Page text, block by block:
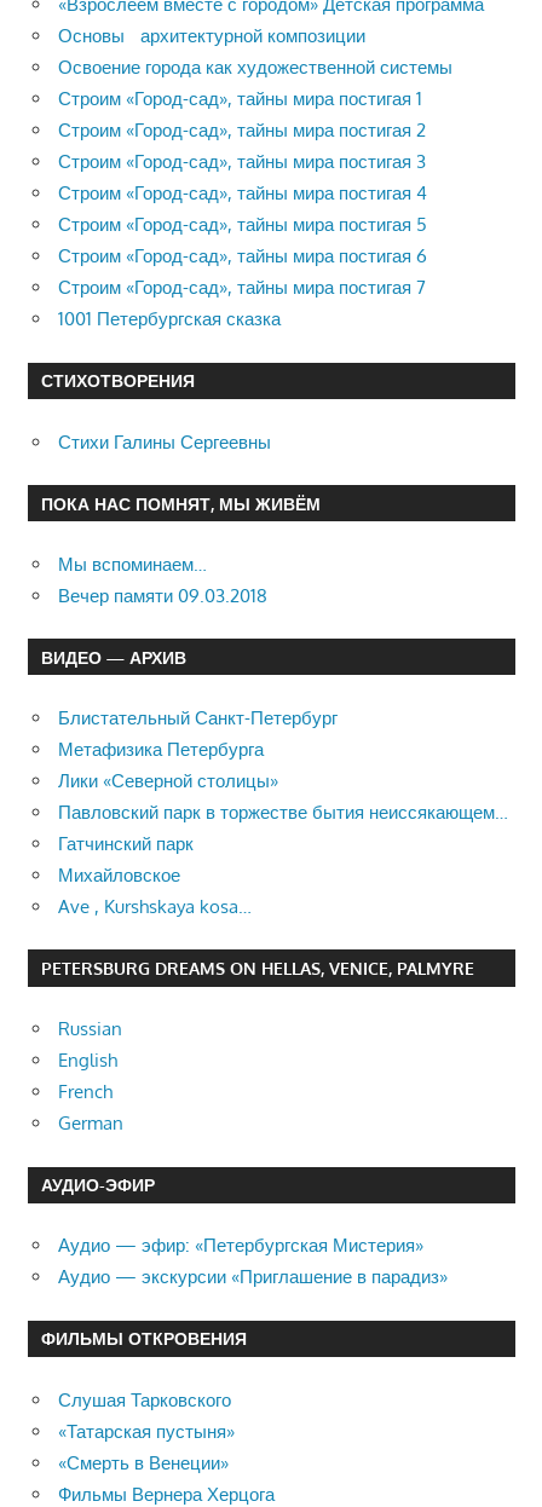
«Взрослеем вместе с городом» Детская программа
Основы архитектурной композиции
Освоение города как художественной системы
Строим «Город-сад», тайны мира постигая 1
Строим «Город-сад», тайны мира постигая 2
Строим «Город-сад», тайны мира постигая 3
Строим «Город-сад», тайны мира постигая 4
Строим «Город-сад», тайны мира постигая 5
Строим «Город-сад», тайны мира постигая 6
Строим «Город-сад», тайны мира постигая 7
1001 Петербургская сказка
СТИХОТВОРЕНИЯ
Стихи Галины Сергеевны
ПОКА НАС ПОМНЯТ, МЫ ЖИВЁМ
Мы вспоминаем…
Вечер памяти 09.03.2018
ВИДЕО — АРХИВ
Блистательный Санкт-Петербург
Метафизика Петербурга
Лики «Северной столицы»
Павловский парк в торжестве бытия неиссякающем…
Гатчинский парк
Михайловское
Ave , Kurshskaya kosa…
PETERSBURG DREAMS ON HELLAS, VENICE, PALMYRE
Russian
English
French
German
АУДИО-ЭФИР
Аудио — эфир: «Петербургская Мистерия»
Аудио — экскурсии «Приглашение в парадиз»
ФИЛЬМЫ ОТКРОВЕНИЯ
Слушая Тарковского
«Татарская пустыня»
«Смерть в Венеции»
Фильмы Вернера Херцога